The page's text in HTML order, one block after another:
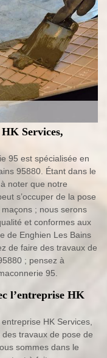
Services,
95 est spécialisée en
95880. Étant dans le
noter que notre
s’occuper de la pose
; nous serons
et conformes aux
de Enghien Les Bains
de faire des travaux de
; pensez à
95.
l’entreprise HK
HK Services,
travaux de pose de
sommes dans le